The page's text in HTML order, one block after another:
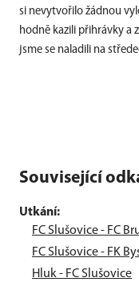
si nevytvořilo žádnou
hodně kazili přihrávky a
jsme se naladili na
Související
Utkání:
FC Slušovice - FC
FC Slušovice - FK
Hluk - FC Slušovice